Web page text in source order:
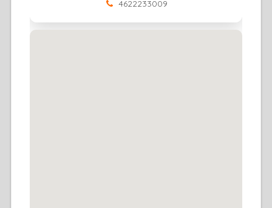
4622233009